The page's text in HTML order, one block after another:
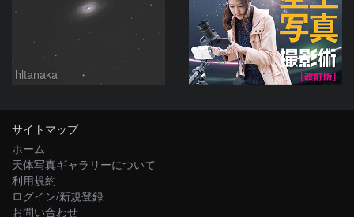
hltanaka
サイトマップ
ホーム
天体写真ギャラリーについて
利用規約
ログイン/新規登録
お問い合わせ